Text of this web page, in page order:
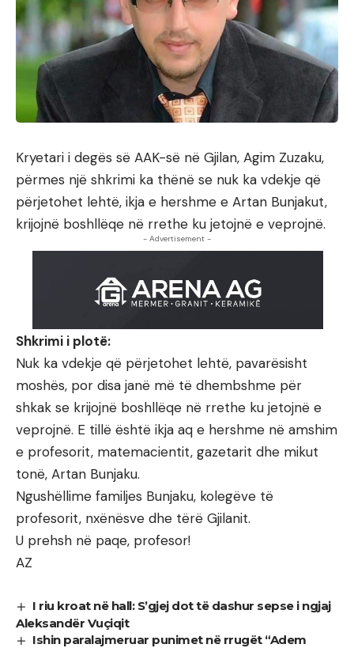
Kryetari i degës së AAK-së në Gjilan, Agim Zuzaku,
përmes një shkrimi ka thënë se nuk ka vdekje që
përjetohet lehtë, ikja e hershme e Artan Bunjakut,
krijojnë boshllëqe në rrethe ku jetojnë e veprojnë.
- Advertisement -
Shkrimi i plotë:
Nuk ka vdekje që përjetohet lehtë, pavarësisht
moshës, por disa janë më të dhembshme për
shkak se krijojnë boshllëqe në rrethe ku jetojnë e
veprojnë. E tillë është ikja aq e hershme në amshim
e profesorit, matemacientit, gazetarit dhe mikut
tonë, Artan Bunjaku.
Ngushëllime familjes Bunjaku, kolegëve të
profesorit, nxënësve dhe tërë Gjilanit.
U prehsh në paqe, profesor!
AZ
I riu kroat në hall: S’gjej dot të dashur sepse i ngjaj
Aleksandër Vuçiqit
Ishin paralajmeruar punimet në rrugët “Adem